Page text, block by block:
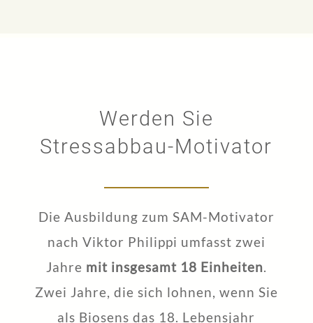
Werden Sie
Stressabbau-Motivator
Die Ausbildung zum SAM-Motivator
nach Viktor Philippi umfasst zwei
Jahre mit insgesamt 18 Einheiten.
Zwei Jahre, die sich lohnen, wenn Sie
als Biosens das 18. Lebensjahr